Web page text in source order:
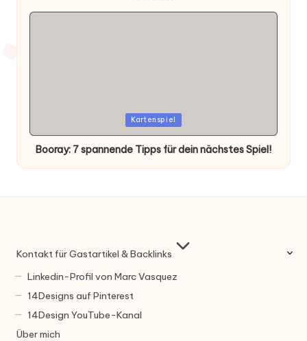
in
Kartenspiel
Booray: 7 spannende Tipps für dein nächstes Spiel!
Kontakt für Gastartikel & Backlinks
Linkedin-Profil von Marc Vasquez
14Designs auf Pinterest
14Design YouTube-Kanal
Über mich